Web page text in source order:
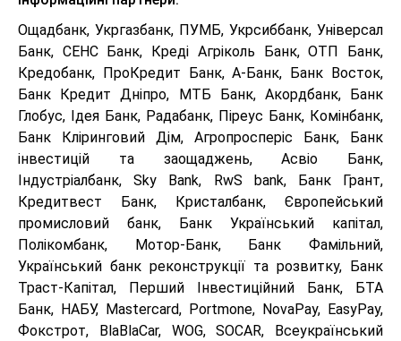
Ощадбанк, Укргазбанк, ПУМБ, Укрсиббанк, Універсал
Банк, СЕНС Банк, Креді Агріколь Банк, ОТП Банк,
Кредобанк, ПроКредит Банк, А-Банк, Банк Восток,
Банк Кредит Дніпро, МТБ Банк, Акордбанк, Банк
Глобус, Ідея Банк, Радабанк, Піреус Банк, Комінбанк,
Банк Кліринговий Дім, Агропросперіс Банк, Банк
інвестицій та заощаджень, Асвіо Банк,
Індустріалбанк, Sky Bank, RwS bank, Банк Грант,
Кредитвест Банк, Кристалбанк, Європейський
промисловий банк, Банк Український капітал,
Полікомбанк, Мотор-Банк, Банк Фамільний,
Український банк реконструкції та розвитку, Банк
Траст-Капітал, Перший Інвестиційний Банк, БТА
Банк, НАБУ, Mastercard, Portmone, NovaPay, EasyPay,
Фокстрот, BlaBlaCar, WOG, SOCAR, Всеукраїнський